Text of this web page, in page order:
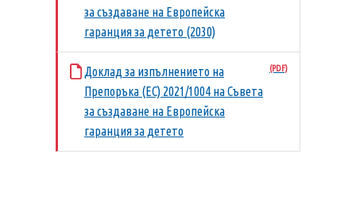
за създаване на Европейска
гаранция за детето (2030)
Доклад за изпълнението на
Препоръка (ЕС) 2021/1004 на Съвета
за създаване на Европейска
гаранция за детето